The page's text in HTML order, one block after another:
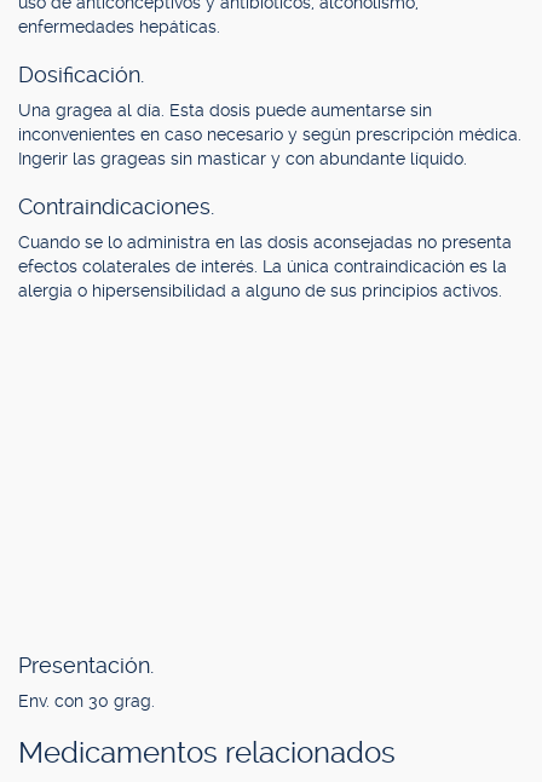
enfermedades hepáticas.
Dosificación.
Una gragea al día. Esta dosis puede aumentarse sin
inconvenientes en caso necesario y según prescripción médica.
Ingerir las grageas sin masticar y con abundante líquido.
Contraindicaciones.
Cuando se lo administra en las dosis aconsejadas no presenta
efectos colaterales de interés. La única contraindicación es la
alergia o hipersensibilidad a alguno de sus principios activos.
Presentación.
Env. con 30 grag.
Medicamentos relacionados